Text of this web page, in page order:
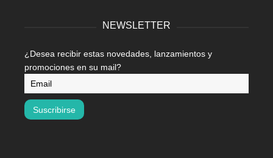
NEWSLETTER
¿Desea recibir estas novedades, lanzamientos y
promociones en su mail?